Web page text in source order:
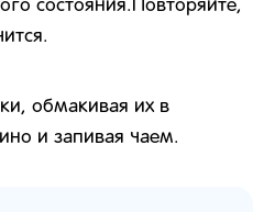
состояния.Повторяйте,
обмакивая их в
и запивая чаем.